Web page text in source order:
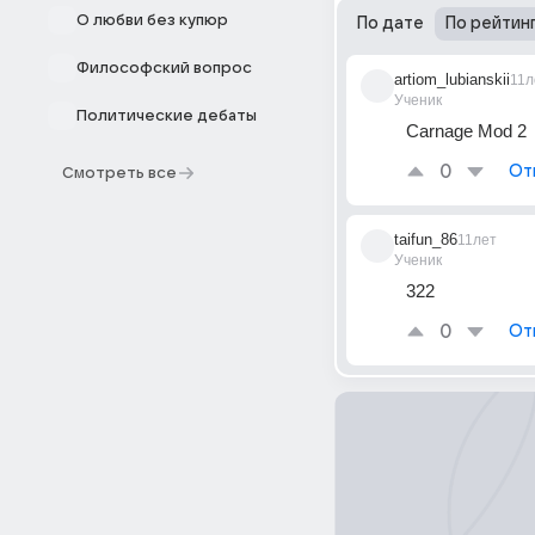
О любви без купюр
Философский вопрос
Политические дебаты
Смотреть все
По дате По
artiom_lubianskii
Ученик
Carnage Mod 2
0
taifun_86
Ученик
11лет
322
0